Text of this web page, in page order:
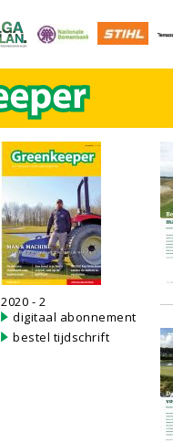
2020 - 2
digitaal abonnement
bestel tijdschrift